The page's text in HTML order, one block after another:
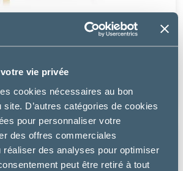
vie privée
cookies nécessaires au bon
site. D’autres catégories de cookies
pour personnaliser votre
des offres commerciales
réaliser des analyses pour optimiser
peut être retiré à tout
Royal Canin
S/O MORCEAUX - CHAT
19.99 €